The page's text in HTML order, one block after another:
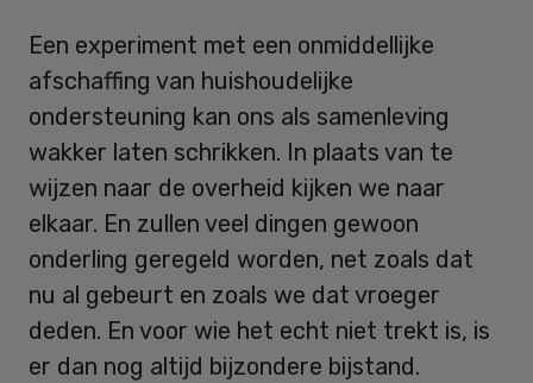
Een experiment met een onmiddellijke
afschaffing van huishoudelijke
ondersteuning kan ons als samenleving
wakker laten schrikken. In plaats van te
wijzen naar de overheid kijken we naar
elkaar. En zullen veel dingen gewoon
onderling geregeld worden, net zoals dat
nu al gebeurt en zoals we dat vroeger
deden. En voor wie het echt niet trekt is, is
er dan nog altijd bijzondere bijstand.